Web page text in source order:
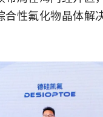
合性氟化物晶体解